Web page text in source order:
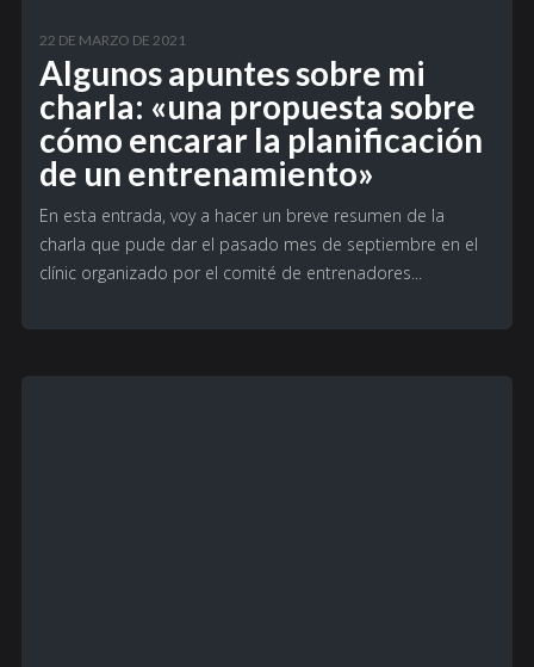
22 DE MARZO DE 2021
Algunos apuntes sobre mi
charla: «una propuesta sobre
cómo encarar la planificación
de un entrenamiento»
En esta entrada, voy a hacer un breve resumen de la
charla que pude dar el pasado mes de septiembre en el
clínic organizado por el comité de entrenadores...